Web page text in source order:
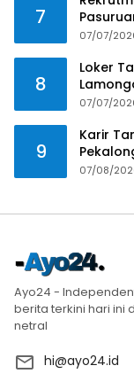
7
07/07/
8
Loker
07/07/
9
Karir
07/08/
Ayo24 -
berita terkini hari ini
netral
hi@ayo24.id